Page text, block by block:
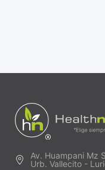
Av. Huampani Mz
Urb. Vallecito -